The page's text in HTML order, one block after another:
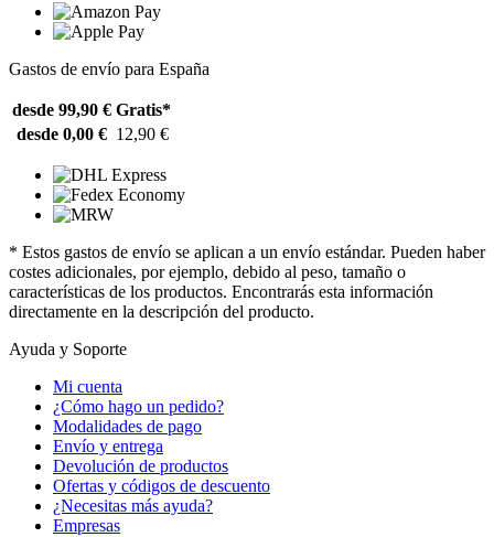
Gastos de envío para España
desde 99,90 € Gratis*
desde 0,00 € 12,90 €
* Estos gastos de envío se aplican a un envío estándar. Pueden haber
costes adicionales, por ejemplo, debido al peso, tamaño o
características de los productos. Encontrarás esta información
directamente en la descripción del producto.
Ayuda y Soporte
Mi cuenta
¿Cómo hago un pedido?
Modalidades de pago
Envío y entrega
Devolución de productos
Ofertas y códigos de descuento
¿Necesitas más ayuda?
Empresas